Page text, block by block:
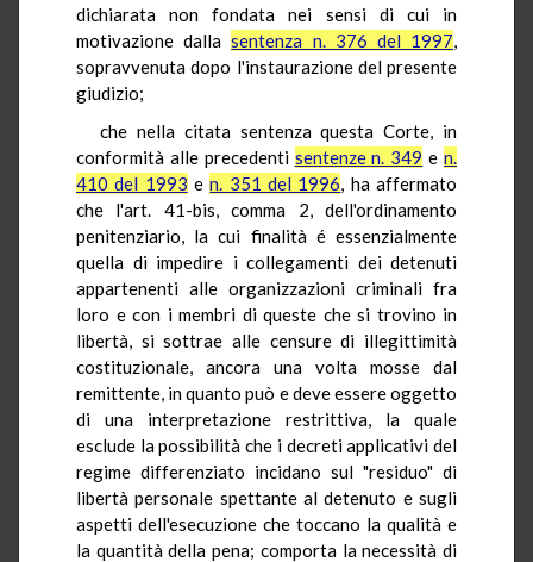
dichiarata non fondata nei sensi di cui in
motivazione dallasentenza n. 376 del 1997,
sopravvenuta dopo l'instaurazione del presente
giudizio;
che nella citata sentenza questa Corte, in
conformità alle precedenti sentenze n. 349 en.
410 del 1993 en. 351 del 1996, ha affermato
che l'art. 41-bis, comma 2, dell'ordinamento
penitenziario, la cui finalità é essenzialmente
quella di impedire i collegamenti dei detenuti
appartenenti alle organizzazioni criminali fra
loro e con i membri di queste che si trovino in
libertà, si sottrae alle censure di illegittimità
costituzionale, ancora una volta mosse dal
remittente, in quanto può e deve essere oggetto
di una interpretazione restrittiva, la quale
esclude la possibilità che i decreti applicativi del
regime differenziato incidano sul "residuo" di
libertà personale spettante al detenuto e sugli
aspetti dell'esecuzione che toccano la qualità e
la quantità della pena; comporta la necessità di